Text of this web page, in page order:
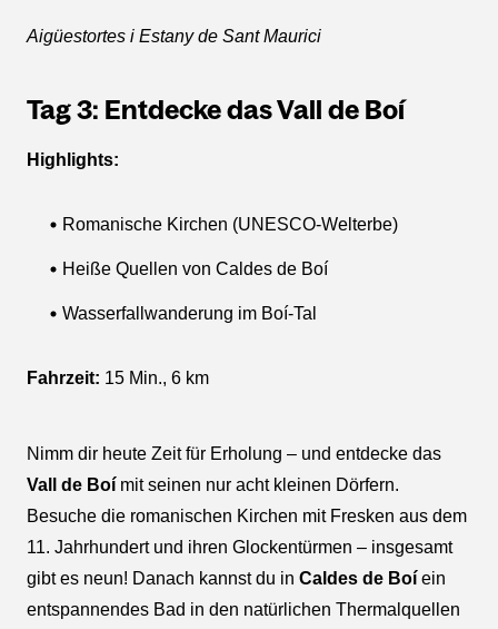
Aigüestortes i Estany de Sant Maurici
Tag 3: Entdecke das Vall de Boí
Highlights:
Romanische Kirchen (UNESCO-Welterbe)
Heiße Quellen von Caldes de Boí
Wasserfallwanderung im Boí-Tal
Fahrzeit: 15 Min., 6 km
Nimm dir heute Zeit für Erholung – und entdecke das
Vall de Boí mit seinen nur acht kleinen Dörfern.
Besuche die romanischen Kirchen mit Fresken aus dem
11. Jahrhundert und ihren Glockentürmen – insgesamt
gibt es neun! Danach kannst du in Caldes de Boí ein
entspannendes Bad in den natürlichen Thermalquellen